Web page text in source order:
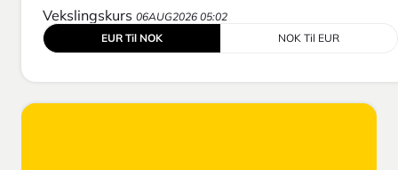
Vekslingskurs 06AUG2026 05:02
EUR Til NOK
NOK Til EUR